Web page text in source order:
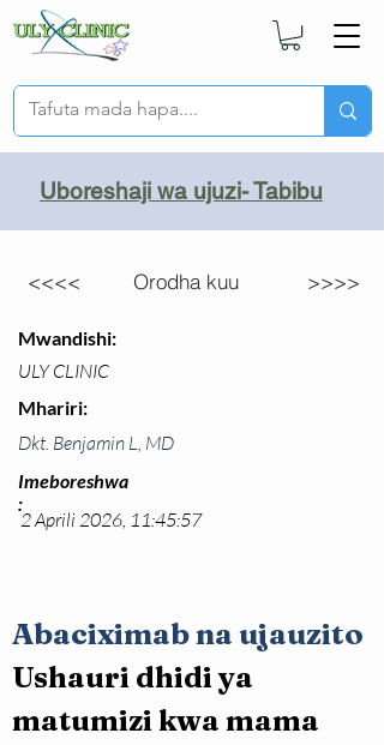
Uboreshaji wa ujuzi- Tabibu
<<<< Orodha kuu >>>>
Mwandishi:
ULY CLINIC
Mhariri:
Dkt. Benjamin L, MD
2 Aprili 2026, 11:45:57
Abaciximab na ujauzito
Imeboreshwa
:
Ushauri dhidi ya
matumizi kwa mama